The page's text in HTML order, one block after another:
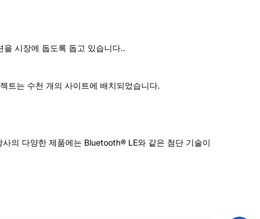
시장에 돕도록 돕고 있습니다..
트는 수천 개의 사이트에 배치되었습니다.
의 다양한 제품에는 Bluetooth® LE와 같은 첨단 기술이